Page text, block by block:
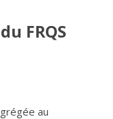
FRQS
au